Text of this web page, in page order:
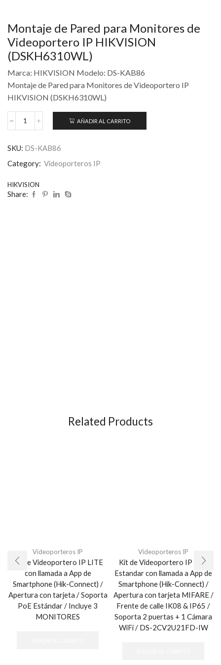
Montaje de Pared para Monitores de
Videoportero IP HIKVISION
(DSKH6310WL)
Marca: HIKVISION Modelo: DS-KAB86
Montaje de Pared para Monitores de Videoportero IP
HIKVISION (DSKH6310WL)
AÑADIR AL CARRITO
SKU: DS-KAB86
Category: Videoporteros IP
HIKVISION
Share:
Related Products
Videoporteros IP
Kit de Videoportero IP LITE
con llamada a App de
Smartphone (Hik-Connect) /
Apertura con tarjeta / Soporta
PoE Estándar / Incluye 3
MONITORES
Videoporteros IP
Kit de Videoportero IP PoE
Estandar con llamada a App de
Smartphone (Hik-Connect) /
Apertura con tarjeta MIFARE /
Frente de calle IK08 & IP65 /
Soporta 2 puertas + 1 Cámara
WiFi / DS-2CV2U21FD-IW